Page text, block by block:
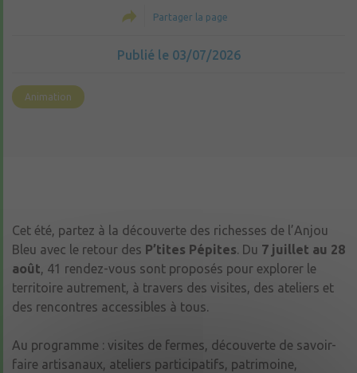
Partager la page
Publié le 03/07/2026
Animation
Cet été, partez à la découverte des richesses de l’Anjou
Bleu avec le retour des P’tites Pépites. Du 7 juillet au 28
août, 41 rendez-vous sont proposés pour explorer le
territoire autrement, à travers des visites, des ateliers et
des rencontres accessibles à tous.
Au programme : visites de fermes, découverte de savoir-
faire artisanaux, ateliers participatifs, patrimoine,